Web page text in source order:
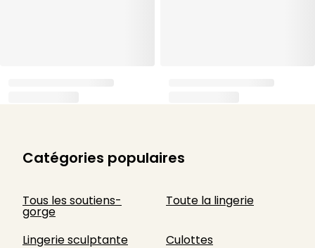
Catégories populaires
Tous les soutiens-
gorge
Toute la lingerie
Lingerie sculptante
Culottes